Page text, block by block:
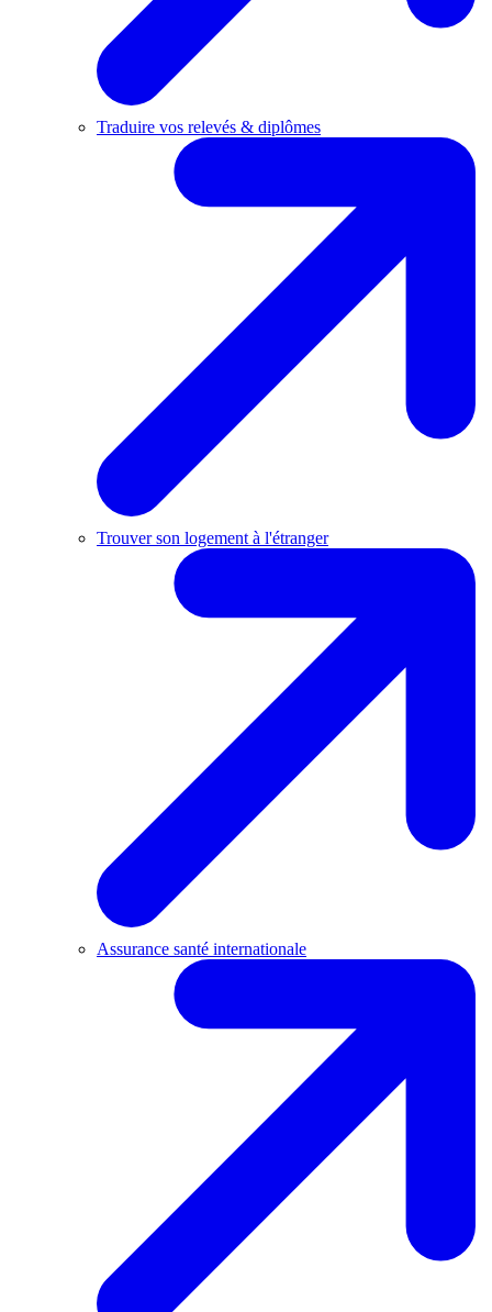
Traduire vos relevés & diplômes
Trouver son logement à l'étranger
Assurance santé internationale